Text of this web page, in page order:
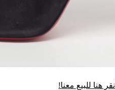
أنقر هنا للبيع معنا!